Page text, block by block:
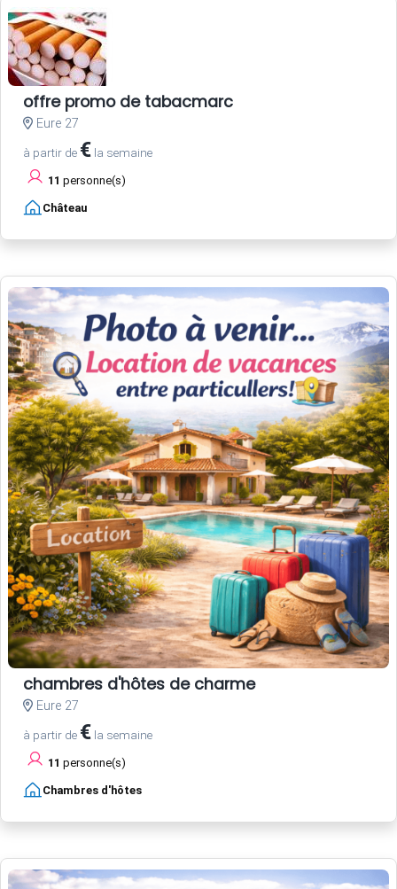
offre promo de tabacmarc
Eure 27
à partir de € la semaine
11 personne(s)
Château
chambres d'hôtes de charme
Eure 27
à partir de € la semaine
11 personne(s)
Chambres d'hôtes